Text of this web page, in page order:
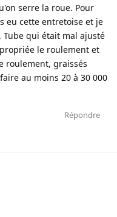
serre la roue. Pour
eu cette entretoise et je
qui était mal ajusté
le roulement et
roulement, graissés
au moins 20 à 30 000
Répondre